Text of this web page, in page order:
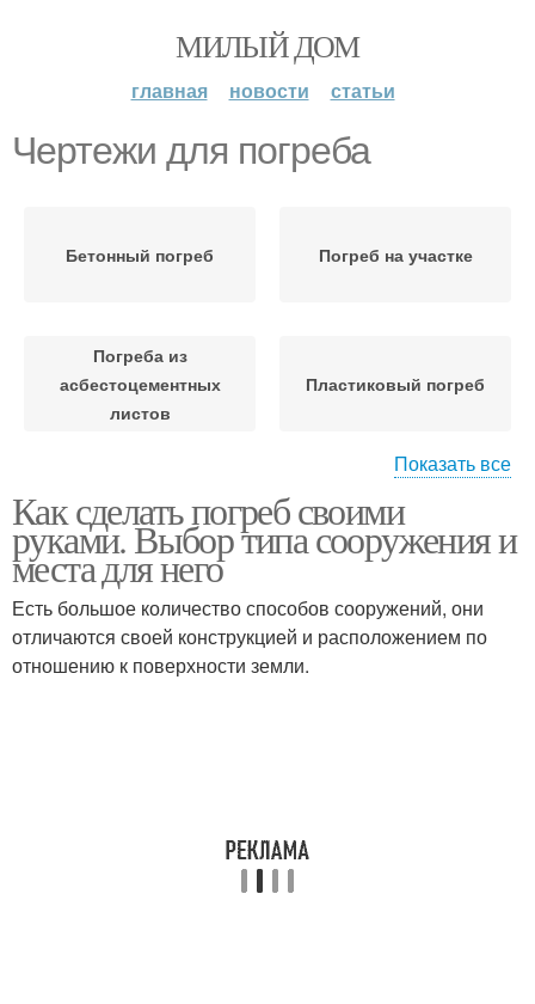
МИЛЫЙ ДОМ
главная новости статьи
Чертежи для погреба
Бетонный погреб Погреб на участке
Погреба из
асбестоцементных
листов
Пластиковый погреб
Деревенский погреб Дешевый погреб
Навес над погребом Погреб на даче
Показать все
Как сделать погреб своими
руками. Выбор типа сооружения и
места для него
Есть большое количество способов сооружений, они
отличаются своей конструкцией и расположением по
отношению к поверхности земли.